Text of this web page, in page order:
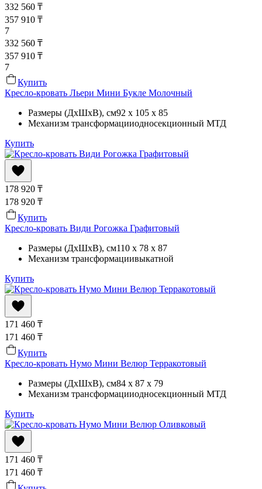
332 560 ₸
357 910 ₸
7
332 560 ₸
357 910 ₸
7
Купить
Кресло-кровать Льери Мини Букле Молочный
Размеры (ДхШхВ), см92 x 105 x 85
Механизм трансформацииодносекционный МТД
Купить
178 920 ₸
178 920 ₸
Купить
Кресло-кровать Види Рогожка Графитовый
Размеры (ДхШхВ), см110 x 78 x 87
Механизм трансформациивыкатной
Купить
171 460 ₸
171 460 ₸
Купить
Кресло-кровать Нумо Мини Велюр Терракотовый
Размеры (ДхШхВ), см84 x 87 x 79
Механизм трансформацииодносекционный МТД
Купить
171 460 ₸
171 460 ₸